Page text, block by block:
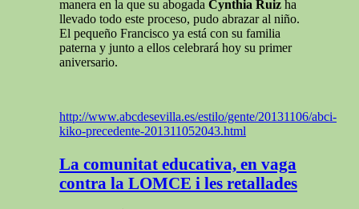
manera en la que su abogada Cynthia Ruiz ha
llevado todo este proceso, pudo abrazar al niño.
El pequeño Francisco ya está con su familia
paterna y junto a ellos celebrará hoy su primer
aniversario.
http://www.abcdesevilla.es/estilo/gente/20131106/abci-
kiko-precedente-201311052043.html
La comunitat educativa, en vaga
contra la LOMCE i les retallades